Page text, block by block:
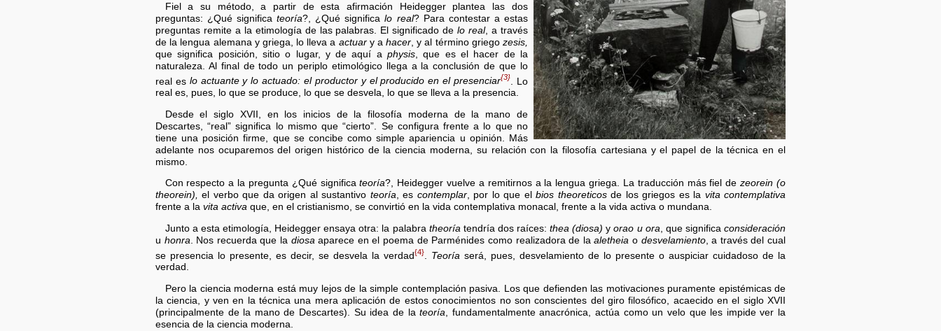
Fiel a su método, a partir de esta afirmación Heidegger plantea las dos
preguntas: ¿Qué significateoría?, ¿Qué significalo real? Para contestar a estas
preguntas remite a la etimología de las palabras. El significado delo real, a través
de la lengua alemana y griega, lo lleva a actuary ahacer , y al término griego zesis,
que significa posición, sitio o lugar, y de aquí aphysis , que es el hacer de la
naturaleza. Al final de todo un periplo etimológico llega a la conclusión de que lo
real es lo actuante y lo actuado: el productor y el producido en el presenciar{3}
. Lo
real es, pues, lo que se produce, lo que se desvela, lo que se lleva a la presencia.
Desde el siglo XVII, en los inicios de la filosofía moderna de la mano de
Descartes, “real” significa lo mismo que “cierto”. Se configura frente a lo que no
tiene una posición firme, que se concibe como simple apariencia u opinión. Más
adelante nos ocuparemos del origen histórico de la ciencia moderna, su relación con la filosofía cartesiana y el papel de la técnica en el
mismo.
Con respecto a la pregunta ¿Qué significateoría?, Heidegger vuelve a remitirnos a la lengua griega. La traducción más fiel dezeorein (o
theorein), el verbo que da origen al sustantivo teoría, es contemplar, por lo que elbios theoreticosde los griegos es la vita contemplativa
frente a la vita activa que, en el cristianismo, se convirtió en la vida contemplativa monacal, frente a la vida activa o mundana.
Junto a esta etimología, Heidegger ensaya otra: la palabra theoría tendría dos raíces:thea (diosa) yorao u ora , que significaconsideración
u honra . Nos recuerda que la diosa aparece en el poema de Parménides como realizadora de laaletheia o desvelamiento, a través del cual
se presencia lo presente, es decir, se desvela la verdad{4} Teoría será, pues, desvelamiento de lo presente o auspiciar cuidadoso de la
verdad.
Pero la ciencia moderna está muy lejos de la simple contemplación pasiva. Los que defienden las motivaciones puramente epistémicas de
la ciencia, y ven en la técnica una mera aplicación de estos conocimientos no son conscientes del giro filosófico, acaecido en el siglo XVII
(principalmente de la mano de Descartes). Su idea de lateoría, fundamentalmente anacrónica, actúa como un velo que les impide ver la
esencia de la ciencia moderna.